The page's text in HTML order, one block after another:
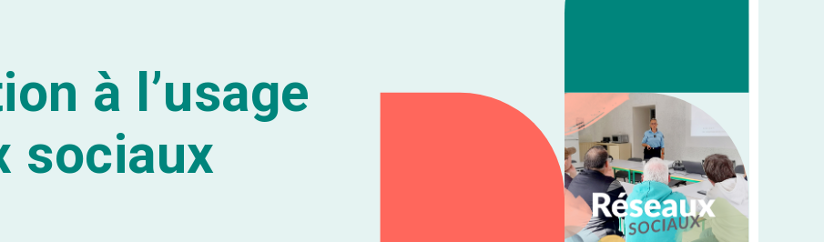
à l’usage
sociaux